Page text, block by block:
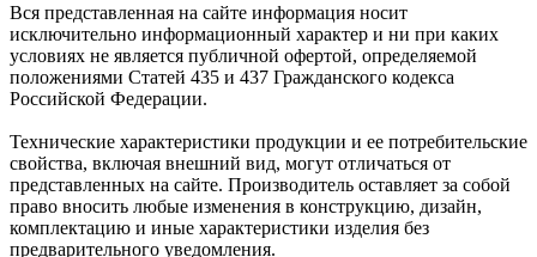
Вся представленная на сайте информация носит
исключительно информационный характер и ни при каких
условиях не является публичной офертой, определяемой
положениями Статей 435 и 437 Гражданского кодекса
Российской Федерации.
Технические характеристики продукции и ее потребительские
свойства, включая внешний вид, могут отличаться от
представленных на сайте. Производитель оставляет за собой
право вносить любые изменения в конструкцию, дизайн,
комплектацию и иные характеристики изделия без
предварительного уведомления.